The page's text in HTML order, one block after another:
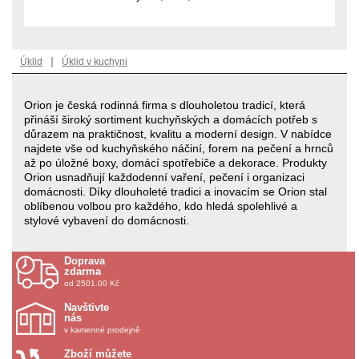
Úklid | Úklid v kuchyni
Orion je česká rodinná firma s dlouholetou tradicí, která
přináší široký sortiment kuchyňských a domácích potřeb s
důrazem na praktičnost, kvalitu a moderní design. V nabídce
najdete vše od kuchyňského náčiní, forem na pečení a hrnců
až po úložné boxy, domácí spotřebiče a dekorace. Produkty
Orion usnadňují každodenní vaření, pečení i organizaci
domácnosti. Díky dlouholeté tradici a inovacím se Orion stal
oblíbenou volbou pro každého, kdo hledá spolehlivé a
stylové vybavení do domácnosti.
Doprava
zdarma
od 2501.00 Kč
Navštivte
nás
v kamenné prodejně
Zboží můžete